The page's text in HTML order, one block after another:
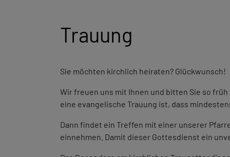
Trauung
Sie möchten kirchlich heiraten? Glückwunsch!
Wir freuen uns mit Ihnen und bitten Sie so
eine evangelische Trauung ist, dass
Dann findet ein Treffen mit einer unserer
einnehmen. Damit dieser Gottesdienst ein